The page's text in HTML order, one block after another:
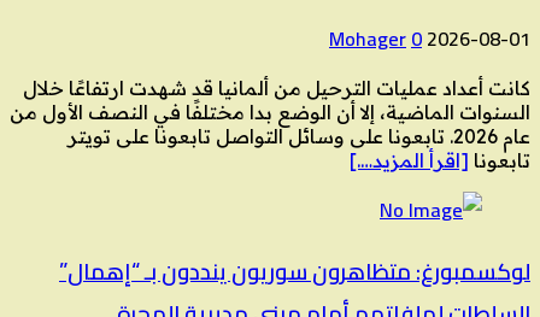
2026-08-01
Mohager0
كانت أعداد عمليات الترحيل من ألمانيا قد شهدت ارتفاعًا خلال
السنوات الماضية، إلا أن الوضع بدا مختلفًا في النصف الأول من
عام 2026. تابعونا على وسائل التواصل تابعونا على تويتر
تابعونا [اقرأ المزيد….]
لوكسمبورغ: متظاهرون سوريون ينددون بـ “إهمال”